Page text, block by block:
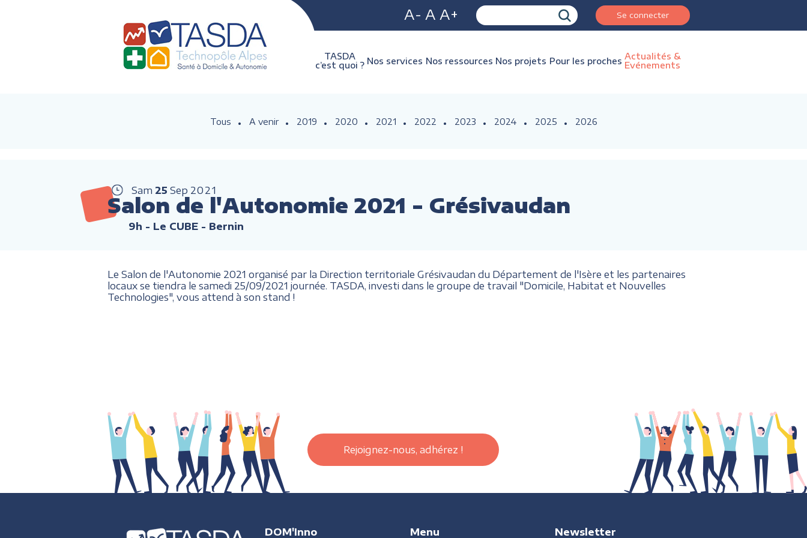
A- A A+ Se connecter
TASDA
c’est quoi ? Nos services Nos ressources Nos projets Pour les proches Actualités &
Evénements
Tous A venir 2019 2020 2021 2022 2023 2024 2025 2026
Sam 25 Sep 2021
Salon de l'Autonomie 2021 - Grésivaudan
9h - Le CUBE - Bernin
Le Salon de l'Autonomie 2021 organisé par la Direction territoriale Grésivaudan du Département de l'Isère et les partenaires
locaux se tiendra le samedi 25/09/2021 journée. TASDA, investi dans le groupe de travail "Domicile, Habitat et Nouvelles
Technologies", vous attend à son stand !
Rejoignez-nous, adhérez !
DOM'Inno Menu Newsletter